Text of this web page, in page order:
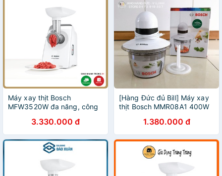
Máy xay thịt Bosch
MFW3520W đa năng, công
3.330.000 đ
[Hàng Đức đủ Bill] Máy xay
thịt Bosch MMR08A1 400W
1.380.000 đ